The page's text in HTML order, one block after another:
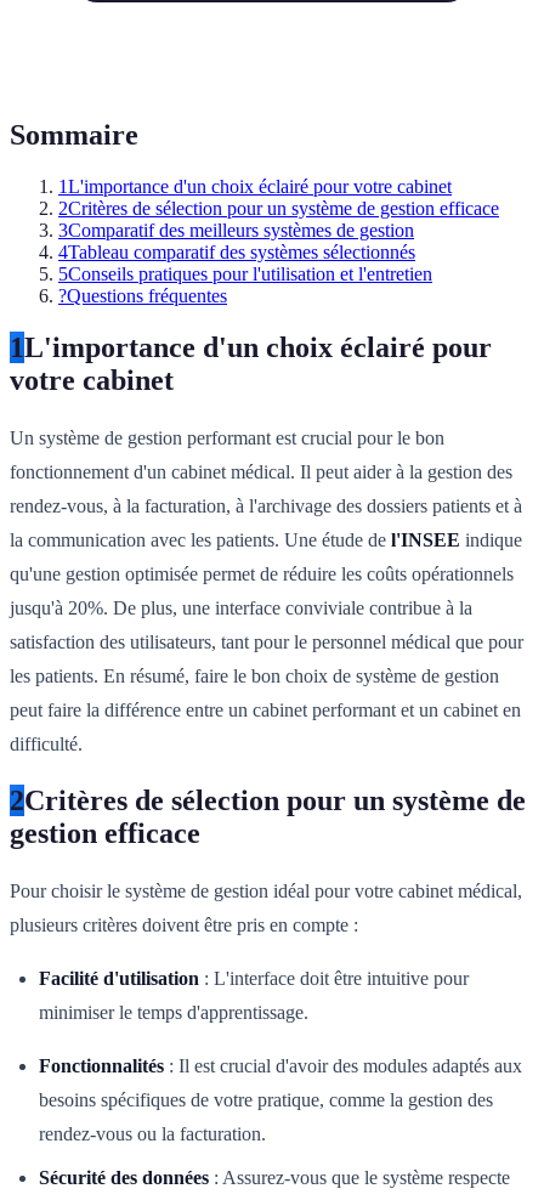
Sommaire
1L'importance d'un choix éclairé pour votre cabinet
2Critères de sélection pour un système de gestion efficace
3Comparatif des meilleurs systèmes de gestion
4Tableau comparatif des systèmes sélectionnés
5Conseils pratiques pour l'utilisation et l'entretien
?Questions fréquentes
1L'importance d'un choix éclairé pour
votre cabinet
Un système de gestion performant est crucial pour le bon
fonctionnement d'un cabinet médical. Il peut aider à la gestion des
rendez-vous, à la facturation, à l'archivage des dossiers patients et à
la communication avec les patients. Une étude de l'INSEE indique
qu'une gestion optimisée permet de réduire les coûts opérationnels
jusqu'à 20%. De plus, une interface conviviale contribue à la
satisfaction des utilisateurs, tant pour le personnel médical que pour
les patients. En résumé, faire le bon choix de système de gestion
peut faire la différence entre un cabinet performant et un cabinet en
difficulté.
2Critères de sélection pour un système de
gestion efficace
Pour choisir le système de gestion idéal pour votre cabinet médical,
plusieurs critères doivent être pris en compte :
Facilité d'utilisation : L'interface doit être intuitive pour
minimiser le temps d'apprentissage.
Fonctionnalités : Il est crucial d'avoir des modules adaptés aux
besoins spécifiques de votre pratique, comme la gestion des
rendez-vous ou la facturation.
Sécurité des données : Assurez-vous que le système respecte